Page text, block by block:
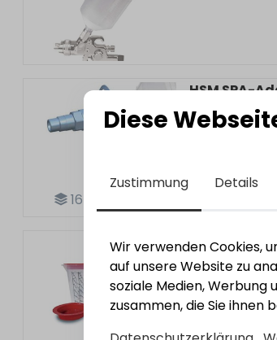
16
HSM SPA-
HSM
Diese
Zustimmung Details
Wir verwenden Cookies,
auf unsere Website zu
soziale Medien,
zusammen, die Sie